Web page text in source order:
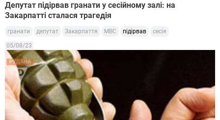
Депутат підірвав гранати у сесійному залі: на
Закарпатті сталася трагедія
гранати депутат Закарпаття МВС підірвав сесія
05/08/23